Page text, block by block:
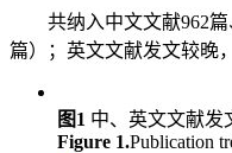
共纳入中文文献962
篇）；英文文献发文较晚
图1 中、英文文献发
Figure 1.Publication